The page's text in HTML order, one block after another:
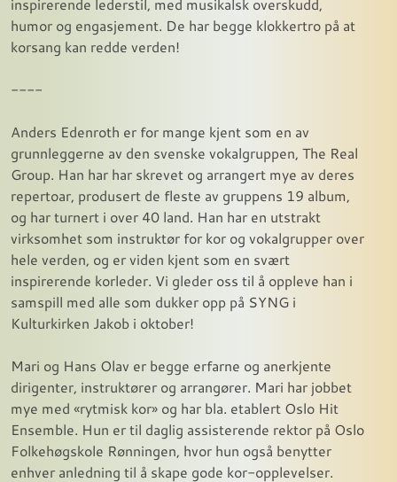
humor og engasjement. De har begge klokkertro på at
korsang kan redde verden!
----
Anders Edenroth er for mange kjent som en av
grunnleggerne av den svenske vokalgruppen, The Real
Group. Han har har skrevet og arrangert mye av deres
repertoar, produsert de fleste av gruppens 19 album,
og har turnert i over 40 land. Han har en utstrakt
virksomhet som instruktør for kor og vokalgrupper over
hele verden, og er viden kjent som en svært
inspirerende korleder. Vi gleder oss til å oppleve han i
samspill med alle som dukker opp på SYNG i
Kulturkirken Jakob i oktober!
Mari og Hans Olav er begge erfarne og anerkjente
dirigenter, instruktører og arrangører. Mari har jobbet
mye med «rytmisk kor» og har bla. etablert Oslo Hit
Ensemble. Hun er til daglig assisterende rektor på Oslo
Folkehøgskole Rønningen, hvor hun også benytter
enhver anledning til å skape gode kor-opplevelser.